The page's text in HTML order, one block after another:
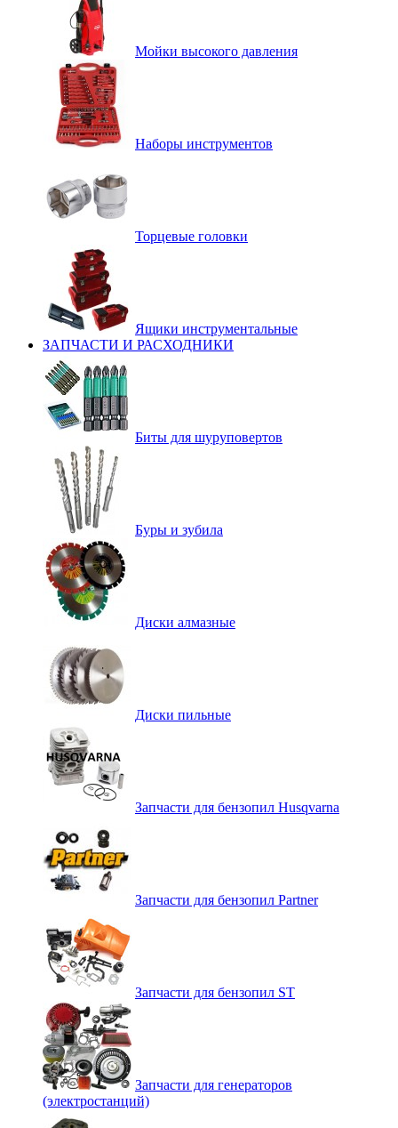
Мойки высокого давления
Наборы инструментов
Торцевые головки
Ящики инструментальные
ЗАПЧАСТИ И РАСХОДНИКИ
Биты для шуруповертов
Буры и зубила
Диски алмазные
Диски пильные
Запчасти для бензопил Husqvarna
Запчасти для бензопил Partner
Запчасти для бензопил ST
Запчасти для генераторов
(электростанций)